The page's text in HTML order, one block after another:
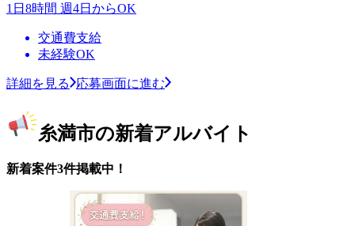
1日8時間 週4日からOK
交通費支給
未経験OK
詳細を見る 応募画面に進む
糸満市の新着アルバイト
新着案件3件掲載中！